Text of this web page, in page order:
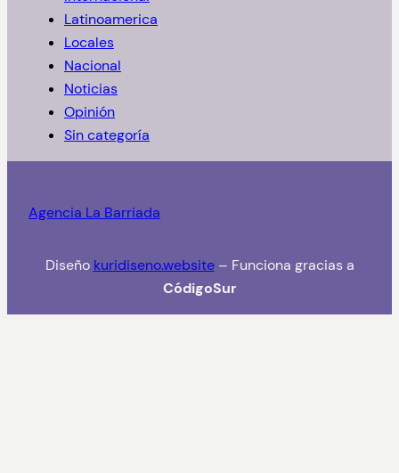
Latinoamerica
Locales
Nacional
Noticias
Opinión
Sin categoría
Agencia La Barriada
Diseño kuridiseno.website– Funciona gracias a
CódigoSur